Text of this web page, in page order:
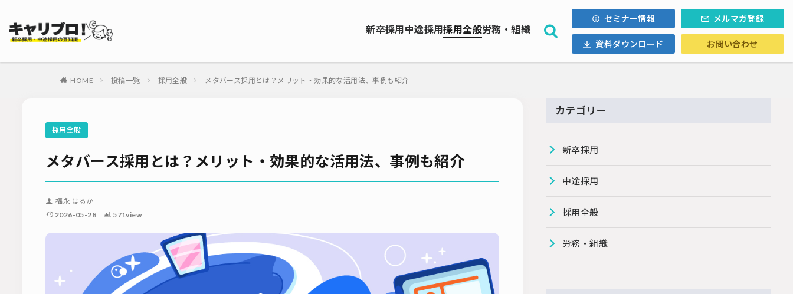
新卒採用中途採用採用全般労務・組織
セミナー情報 メルマガ登録
資料ダウンロード お問い合わせ
HOME 投稿一覧 採用全般 メタバース採用とは？メリット・効果的な活用法、事例も紹介
採用全般
メタバース採用とは？メリット・効果的な活用法、事例も紹介
福永 はるか
2026-05-28
571view
カテゴリー
新卒採用
中途採用
採用全般
労務・組織
お問い合わせ